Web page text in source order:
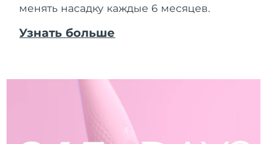
менять насадку каждые 6 месяцев.
Узнать больше